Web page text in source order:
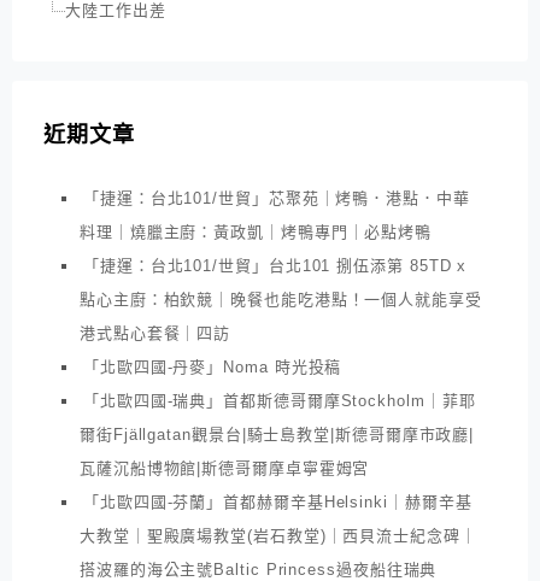
大陸工作出差
近期文章
「捷運：台北101/世貿」芯聚苑｜烤鴨．港點．中華
料理｜燒臘主廚：黃政凱｜烤鴨專門｜必點烤鴨
「捷運：台北101/世貿」台北101 捌伍添第 85TD x
點心主廚：柏欽競｜晚餐也能吃港點！一個人就能享受
港式點心套餐｜四訪
「北歐四國-丹麥」Noma 時光投稿
「北歐四國-瑞典」首都斯德哥爾摩Stockholm｜菲耶
爾街Fjällgatan觀景台|騎士島教堂|斯德哥爾摩市政廳|
瓦薩沉船博物館|斯德哥爾摩卓寧霍姆宮
「北歐四國-芬蘭」首都赫爾辛基Helsinki｜赫爾辛基
大教堂｜聖殿廣場教堂(岩石教堂)｜西貝流士紀念碑｜
搭波羅的海公主號Baltic Princess過夜船往瑞典